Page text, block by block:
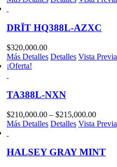
DRÏT HQ388L-AZXC
$320,000.00
Más Detalles Detalles Vista Previa
¡Oferta!
TA388L-NXN
$210,000.00 – $215,000.00
Más Detalles Detalles Vista Previa
HALSEY GRAY MINT